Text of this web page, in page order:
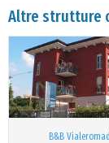
Altre strutture
B&B